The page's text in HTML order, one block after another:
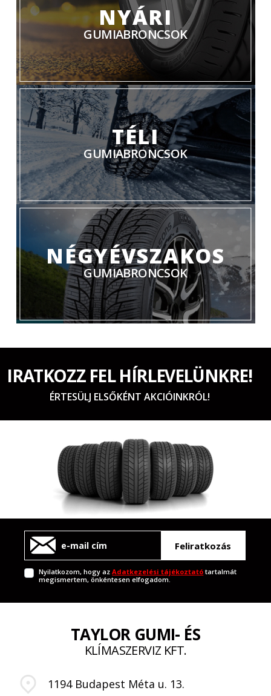
NYÁRI
GUMIABRONCSOK
TÉLI
GUMIABRONCSOK
NÉGYÉVSZAKOS
GUMIABRONCSOK
IRATKOZZ FEL HÍRLEVELÜNKRE!
ÉRTESÜLJ ELSŐKÉNT AKCIÓINKRÓL!
Feliratkozás
Nyilatkozom, hogy azAdatkezelési tájékoztató tartalmát
megismertem, önkéntesen elfogadom.
TAYLOR GUMI- ÉS
KLÍMASZERVIZ KFT.
1194 Budapest Méta u. 13.